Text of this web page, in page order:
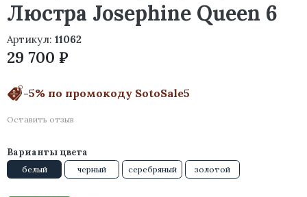
Люстра Josephine Queen 6
Артикул: 11062
29 700 ₽
-5% по промокоду SotoSale5
Оставить отзыв
Варианты цвета
белый черный серебряный золотой